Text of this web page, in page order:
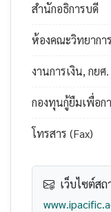
สำนักอธิการบดี
ห้องคณะวิทยากา
งานการเงิน, กยศ.
กองทุนกู้ยืมเพื่อก
โทรสาร (Fax)
เว็บไซต์ส